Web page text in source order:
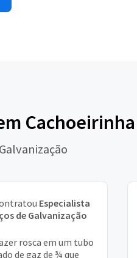
Cachoeirinha
Especialista
de Galvanização
rosca em um tubo
de gaz de ¾ que